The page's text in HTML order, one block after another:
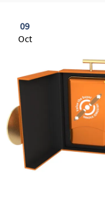
09
Oct